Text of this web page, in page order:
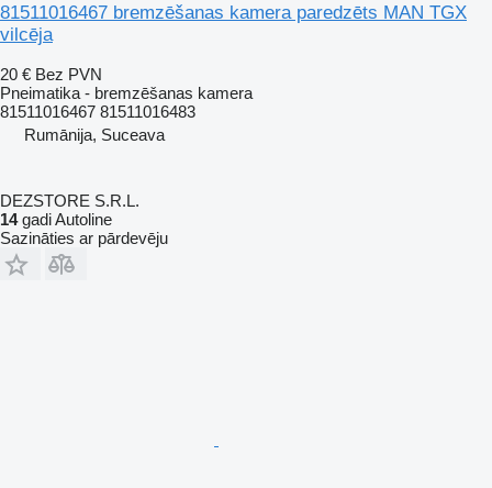
81511016467 bremzēšanas kamera paredzēts MAN TGX
vilcēja
20 € Bez PVN
Pneimatika - bremzēšanas kamera
81511016467 81511016483
Rumānija, Suceava
DEZSTORE S.R.L.
14gadi Autoline
Sazināties ar pārdevēju